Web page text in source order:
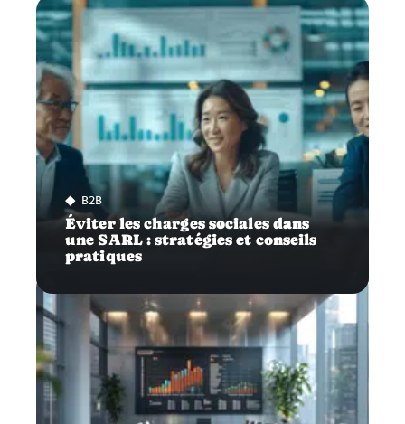
B2B
Éviter les charges sociales dans
une SARL : stratégies et conseils
pratiques